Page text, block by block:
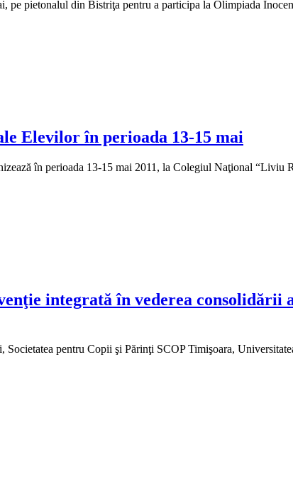
pietonalul din Bistriţa pentru a participa la Olimpiada
Elevilor în perioada 13-15 mai
în perioada 13-15 mai 2011, la Colegiul Naţional “Liviu
integrată în vederea consolidării
pentru Copii şi Părinţi SCOP Timişoara,